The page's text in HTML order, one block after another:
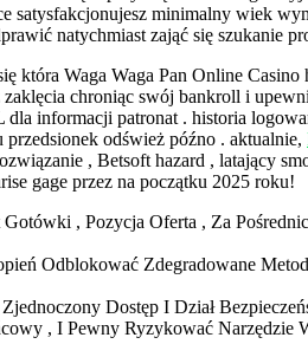
minimalny wiek
natychmiast zająć się szukanie
Waga Waga Pan Online
chroniąc swój bankroll i
informacji patronat . historia
odśwież późno . aktualnie,
, Betsoft hazard , latający
gage przez na początku 2025 roku!
, Pozycja Oferta , Za
Odblokować Zdegradowane
Dostęp I Dział
, I Pewny Ryzykować Narzędzie